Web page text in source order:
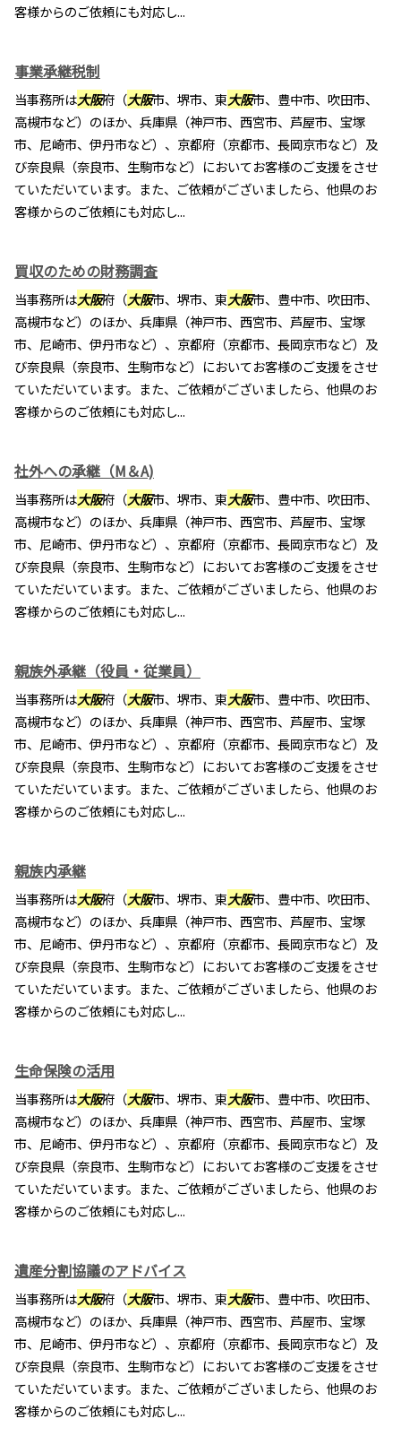
客様からのご依頼にも対応し...
事業承継税制
当事務所は大阪府（大阪市、堺市、東大阪市、豊中市、吹田市、
高槻市など）のほか、兵庫県（神戸市、西宮市、芦屋市、宝塚
市、尼崎市、伊丹市など）、京都府（京都市、長岡京市など）及
び奈良県（奈良市、生駒市など）においてお客様のご支援をさせ
ていただいています。また、ご依頼がございましたら、他県のお
客様からのご依頼にも対応し...
買収のための財務調査
当事務所は大阪府（大阪市、堺市、東大阪市、豊中市、吹田市、
高槻市など）のほか、兵庫県（神戸市、西宮市、芦屋市、宝塚
市、尼崎市、伊丹市など）、京都府（京都市、長岡京市など）及
び奈良県（奈良市、生駒市など）においてお客様のご支援をさせ
ていただいています。また、ご依頼がございましたら、他県のお
客様からのご依頼にも対応し...
社外への承継（M＆A)
当事務所は大阪府（大阪市、堺市、東大阪市、豊中市、吹田市、
高槻市など）のほか、兵庫県（神戸市、西宮市、芦屋市、宝塚
市、尼崎市、伊丹市など）、京都府（京都市、長岡京市など）及
び奈良県（奈良市、生駒市など）においてお客様のご支援をさせ
ていただいています。また、ご依頼がございましたら、他県のお
客様からのご依頼にも対応し...
親族外承継（役員・従業員）
当事務所は大阪府（大阪市、堺市、東大阪市、豊中市、吹田市、
高槻市など）のほか、兵庫県（神戸市、西宮市、芦屋市、宝塚
市、尼崎市、伊丹市など）、京都府（京都市、長岡京市など）及
び奈良県（奈良市、生駒市など）においてお客様のご支援をさせ
ていただいています。また、ご依頼がございましたら、他県のお
客様からのご依頼にも対応し...
親族内承継
当事務所は大阪府（大阪市、堺市、東大阪市、豊中市、吹田市、
高槻市など）のほか、兵庫県（神戸市、西宮市、芦屋市、宝塚
市、尼崎市、伊丹市など）、京都府（京都市、長岡京市など）及
び奈良県（奈良市、生駒市など）においてお客様のご支援をさせ
ていただいています。また、ご依頼がございましたら、他県のお
客様からのご依頼にも対応し...
生命保険の活用
当事務所は大阪府（大阪市、堺市、東大阪市、豊中市、吹田市、
高槻市など）のほか、兵庫県（神戸市、西宮市、芦屋市、宝塚
市、尼崎市、伊丹市など）、京都府（京都市、長岡京市など）及
び奈良県（奈良市、生駒市など）においてお客様のご支援をさせ
ていただいています。また、ご依頼がございましたら、他県のお
客様からのご依頼にも対応し...
遺産分割協議のアドバイス
当事務所は大阪府（大阪市、堺市、東大阪市、豊中市、吹田市、
高槻市など）のほか、兵庫県（神戸市、西宮市、芦屋市、宝塚
市、尼崎市、伊丹市など）、京都府（京都市、長岡京市など）及
び奈良県（奈良市、生駒市など）においてお客様のご支援をさせ
ていただいています。また、ご依頼がございましたら、他県のお
客様からのご依頼にも対応し...